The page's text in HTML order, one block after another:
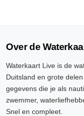
Over de
Waterkaart Live is de
Duitsland en grote
gegevens die je als
zwemmer,
Snel en compleet.